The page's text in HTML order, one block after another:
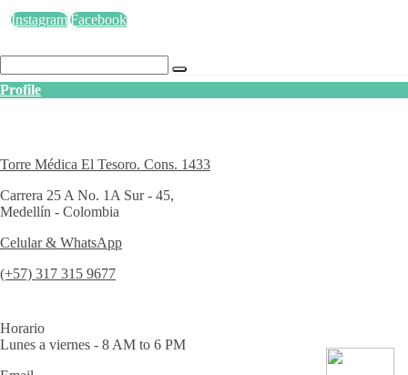
InstagramFacebook
Profile
Torre Médica El Tesoro. Cons. 1433
Carrera 25 A No. 1A Sur - 45,
Medellín - Colombia
Celular & WhatsApp
(+57) 317 315 9677
Horario
Lunes a viernes - 8 AM to 6 PM